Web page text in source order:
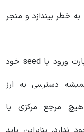
خطر بیندازد و منجر
اگر عبارت ورود یا seed خود
دسترسی به ارز
مرجع مرکزی یا